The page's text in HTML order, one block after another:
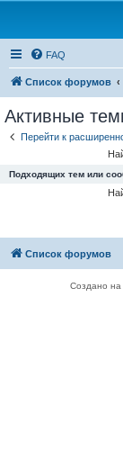
FAQ
Список форумов
Активные
Перейти к
Подходящих тем или
Список форумов
Создано на